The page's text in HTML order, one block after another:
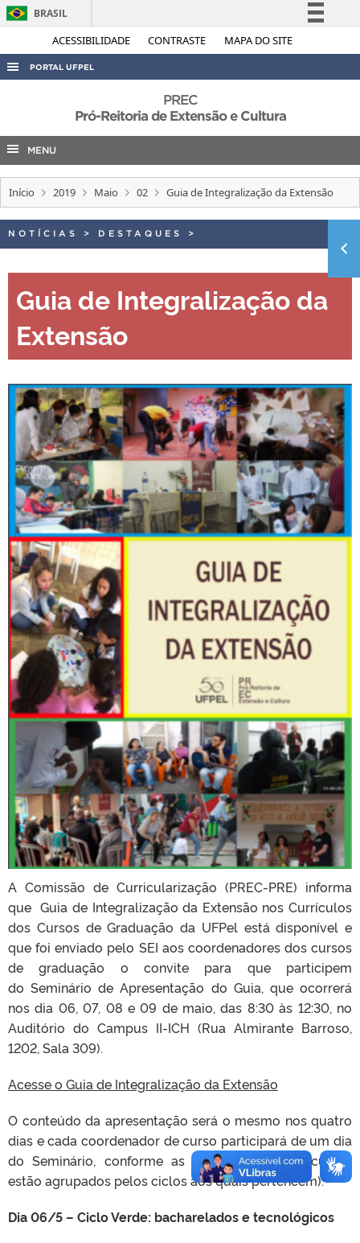
ACESSIBILIDADE CONTRASTE MAPA DO SITE
BRASIL
Simplifique!
Acesso à informação
Legislação
PORTAL UFPEL
AUDITORIA
COBALTO
CONCURSOS
INTERNACIONAL
PREC
Pró-Reitoria de Extensão e Cultura
MENU
Início 2019 Maio 02 Guia de Integralização da Extensão
NOTÍCIAS > DESTAQUES >
Guia de Integralização da
Extensão
A Comissão de Curricularização (PREC-PRE) informa
que Guia de Integralização da Extensão nos Currículos
dos Cursos de Graduação da UFPel está disponível e
que foi enviado pelo SEI aos coordenadores dos cursos
de graduação o convite para que participem
do Seminário de Apresentação do Guia, que ocorrerá
nos dia 06, 07, 08 e 09 de maio, das 8:30 às 12:30, no
Auditório do Campus II-ICH (Rua Almirante Barroso,
1202, Sala 309).
Acesse o Guia de Integralização da Extensão
O conteúdo da apresentação será o mesmo nos quatro
dias e cada coordenador de curso participará de um dia
do Seminário, conforme as datas abaixo (os cursos
estão agrupados pelos ciclos aos quais pertencem).
Dia 06/5 – Ciclo Verde: bacharelados e tecnológicos